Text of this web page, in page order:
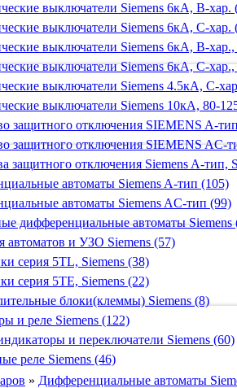
выключатели Siemens 6кА, B-хар.
выключатели Siemens 6кА, С-хар.
выключатели Siemens 6кА, B-
выключатели Siemens 6кА, C-
выключатели Siemens 4.5кА, C-
выключатели Siemens 10кА, 80-
защитного отключения SIEMENS A-
защитного отключения SIEMENS AС-
защитного отключения Siemens A-тип,
автоматы Siemens A-тип (105)
автоматы Siemens AС-тип (99)
дифференциальные автоматы Siemens
и УЗО Siemens (57)
серия 5TL, Siemens (38)
серия 5TE, Siemens (22)
блоки(клеммы) Siemens (8)
и реле Siemens (122)
и переключатели Siemens (60)
реле Siemens (46)
» Дифференциальные автоматы